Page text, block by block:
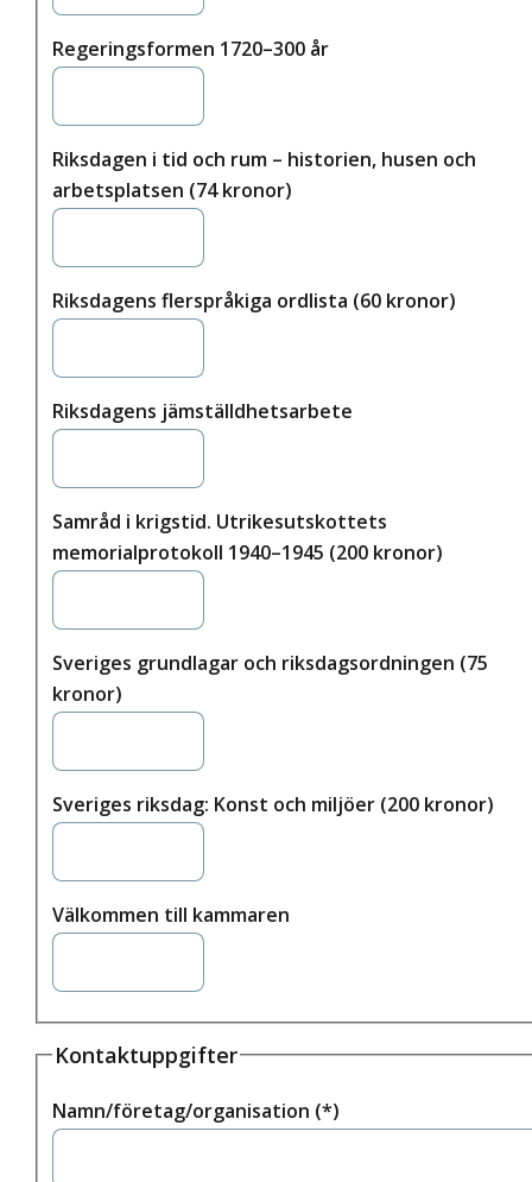
Regeringsformen 1720–300 år
Riksdagen i tid och rum – historien, husen och
arbetsplatsen (74 kronor)
Riksdagens flerspråkiga ordlista (60 kronor)
Riksdagens jämställdhetsarbete
Samråd i krigstid. Utrikesutskottets
memorialprotokoll 1940–1945 (200 kronor)
Sveriges grundlagar och riksdagsordningen (75
kronor)
Sveriges riksdag: Konst och miljöer (200 kronor)
Välkommen till kammaren
Kontaktuppgifter
Namn/företag/organisation